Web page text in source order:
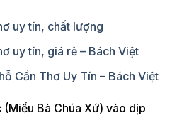
uy tín, chất lượng
uy tín, giá rẻ – Bách Việt
Cần Thơ Uy Tín – Bách Việt
Bà Chúa Xứ) vào dịp